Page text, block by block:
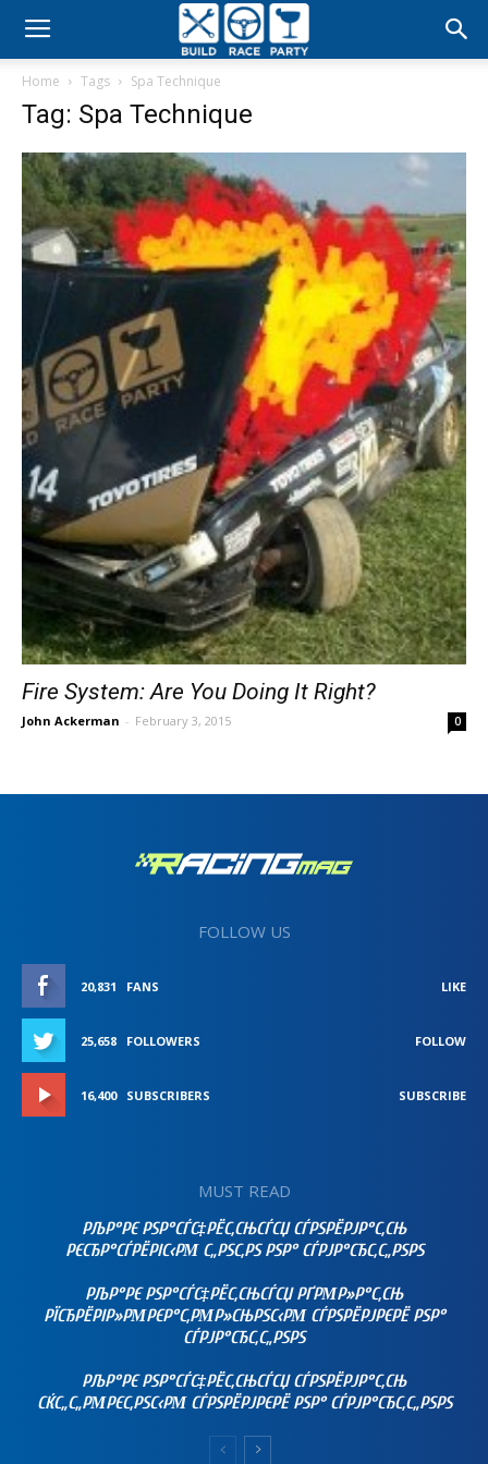
Build
Party
Home Tags Spa Technique
Tag: Spa Technique
Fire System: Are You Doing It Right?
John Ackerman - February 3, 2015 0
FOLLOW US
20,831 FANS LIKE
25,658 FOLLOWERS FOLLOW
16,400 SUBSCRIBERS SUBSCRIBE
MUST READ
РЉР°РЄ РЅР°СЃС‡РЁС‚СЊСЃСЏ СЃРЅРЁРЈР°С‚СЊ
РЄСЂР°СЃРЁРІС‹РΜ С„РЅС‚РЅ РЅР° СЃРЈР°СЂС‚С„РЅРЅ
РЉР°РЄ РЅР°СЃС‡РЁС‚СЊСЃСЏ РҐРΜР»Р°С‚СЊ
РЇСЂРЁРІР»РΜРЄР°С‚РΜР»СЊРЅС‹РΜ СЃРЅРЁРЈРЄРЁ РЅР°
СЃРЈР°СЂС‚С„РЅРЅ
РЉР°РЄ РЅР°СЃС‡РЁС‚СЊСЃСЏ СЃРЅРЁРЈР°С‚СЊ
СЌС„С„РΜРЄС‚РЅС‹РΜ СЃРЅРЁРЈРЄРЁ РЅР° СЃРЈР°СЂС‚С„РЅРЅ